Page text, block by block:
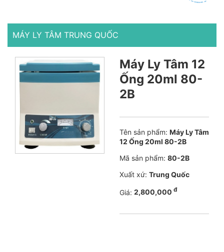
MÁY LY TÂM TRUNG QUỐC
Máy Ly Tâm 12
Ống 20ml 80-
2B
Tên sản phẩm: Máy Ly Tâm
12 Ống 20ml 80-2B
Mã sản phẩm: 80-2B
Xuất xứ: Trung Quốc
Giá: 2,800,000 đ